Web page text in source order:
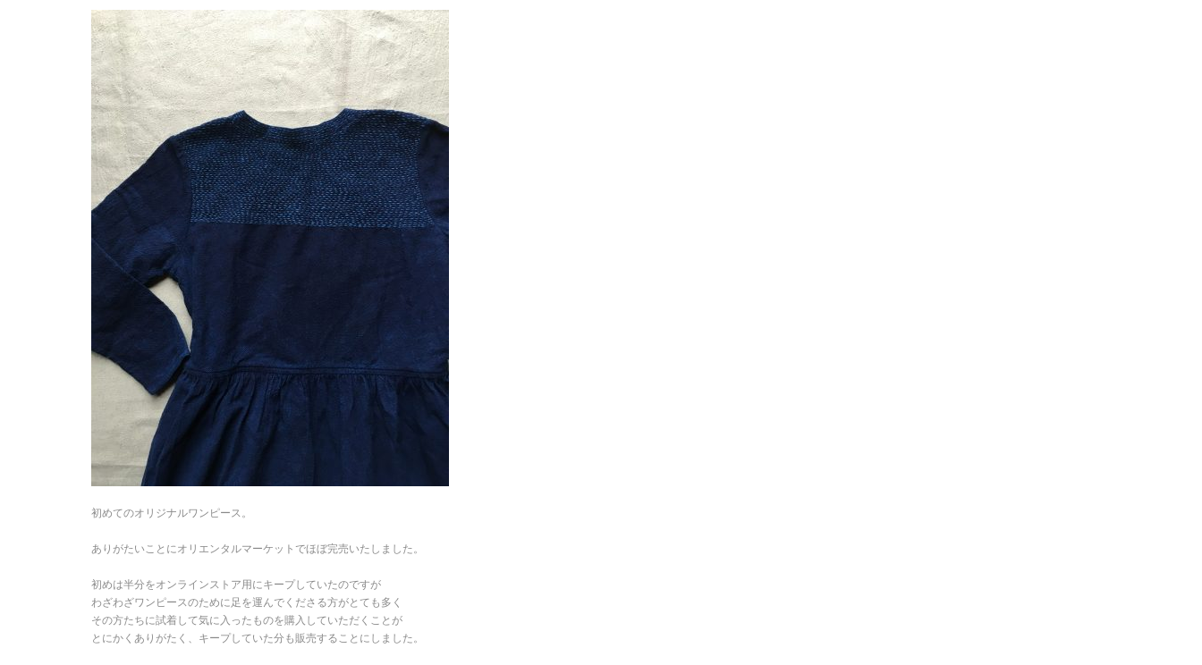
初めてのオリジナルワンピース。
ありがたいことにオリエンタルマーケットでほぼ完売いたしました。
初めは半分をオンラインストア用にキープしていたのですが
わざわざワンピースのために足を運んでくださる方がとても多く
その方たちに試着して気に入ったものを購入していただくことが
とにかくありがたく、キープしていた分も販売することにしました。